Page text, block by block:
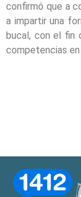
confirmó que a
a impartir una
bucal, con el fin
competencias